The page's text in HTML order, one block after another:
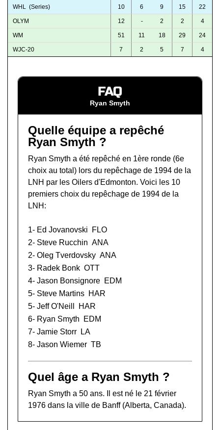
WHL (Series) 10 6 9 15 22
OLYM 12 - 2 2 4
WM 51 11 18 29 24
WJC-20 7 2 5 7 4
FAQ
Ryan Smyth
Quelle équipe a repêché
Ryan Smyth ?
Ryan Smyth a été repêché en 1ère ronde (6e
choix au total) lors du repêchage de 1994 de la
LNH par les Oilers d'Edmonton. Voici les 10
premiers choix du repêchage de 1994 de la
LNH:
1- Ed Jovanovski
FLO
2- Steve Rucchin ANA
2- Oleg Tverdovsky ANA
3- Radek Bonk OTT
4- Jason Bonsignore EDM
5- Steve Martins HAR
5- Jeff O'Neill
HAR
6- Ryan Smyth
EDM
7- Jamie Storr LA
8- Jason Wiemer TB
Quel âge a Ryan Smyth ?
Ryan Smyth a 50 ans. Il est né le 21 février
1976 dans la ville de Banff (Alberta, Canada).